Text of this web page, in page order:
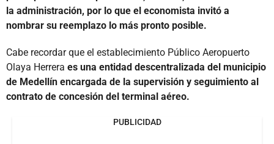
la administración, por lo que el economista invitó a
nombrar su reemplazo lo más pronto posible.
Cabe recordar que el establecimiento Público Aeropuerto
Olaya Herrera es una entidad descentralizada del municipio
de Medellín encargada de la supervisión y seguimiento al
contrato de concesión del terminal aéreo.
PUBLICIDAD